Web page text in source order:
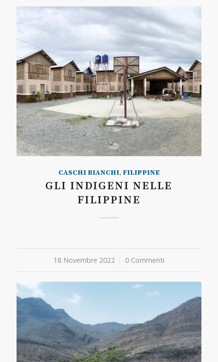
CASCHI BIANCHI, FILIPPINE
GLI INDIGENI NELLE
FILIPPINE
18 Novembre 2022
/ 0 Commenti